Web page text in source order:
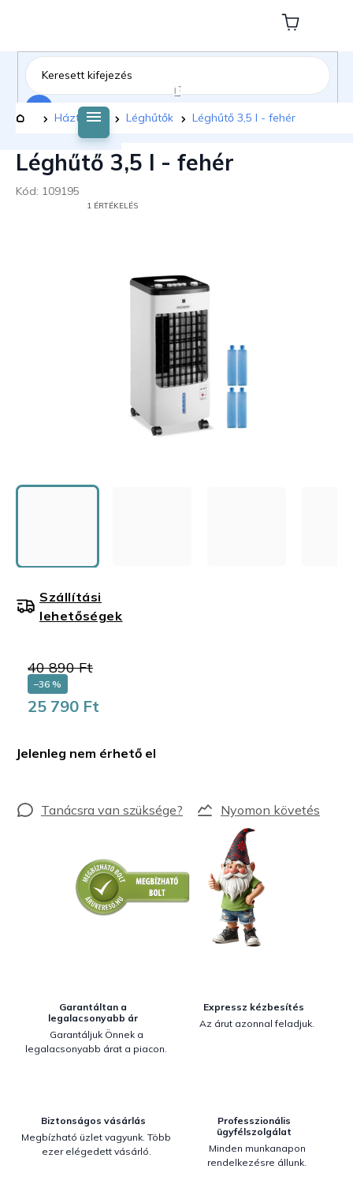
tartalomhoz
Kosár
Kezdőlap
Háztartás Léghűtők Léghűtő 3,5 l - fehér
Léghűtő 3,5 l - fehér
Kód: 109195
1 ÉRTÉKELÉS
40 890 Ft
–36 %
25 790 Ft
Jelenleg nem érhető el
Szállítási
lehetőségek
Nyomon követés
Garantáltan a
legalacsonyabb ár
Garantáljuk Önnek a
legalacsonyabb árat a piacon.
Expressz kézbesítés
Az árut azonnal feladjuk.
Biztonságos vásárlás
Megbízható üzlet vagyunk. Több
ezer elégedett vásárló.
Professzionális
ügyfélszolgálat
Minden munkanapon
rendelkezésre állunk.